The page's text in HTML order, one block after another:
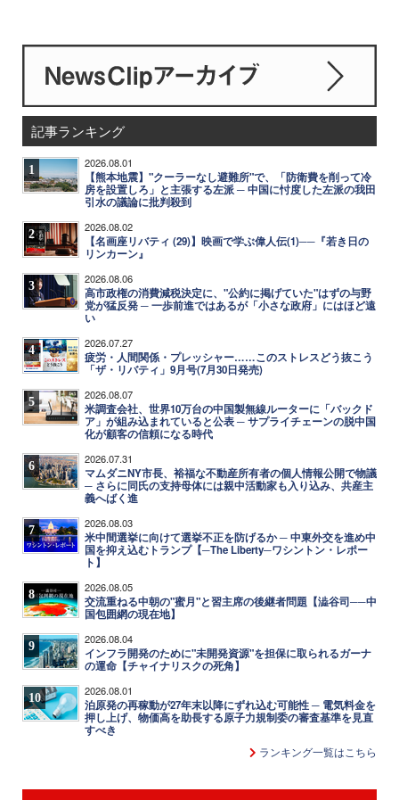
記事ランキング
1 2026.08.01
【熊本地震】"クーラーなし避難所"で、「防衛費を削って冷
房を設置しろ」と主張する左派 ─ 中国に忖度した左派の我田
引水の議論に批判殺到
2 2026.08.02
【名画座リバティ (29)】映画で学ぶ偉人伝(1)──『若き日の
リンカーン』
3 2026.08.06
高市政権の消費減税決定に、"公約に掲げていた"はずの与野
党が猛反発 ─ 一歩前進ではあるが「小さな政府」にはほど遠
い
4 2026.07.27
疲労・人間関係・プレッシャー……このストレスどう抜こう
「ザ・リバティ」9月号(7月30日発売)
5 2026.08.07
米調査会社、世界10万台の中国製無線ルーターに「バックド
ア」が組み込まれていると公表 ─ サプライチェーンの脱中国
化が顧客の信頼になる時代
6 2026.07.31
マムダニNY市長、裕福な不動産所有者の個人情報公開で物議
─ さらに同氏の支持母体には親中活動家も入り込み、共産主
義へばく進
7 2026.08.03
米中間選挙に向けて選挙不正を防げるか ─ 中東外交を進め中
国を抑え込むトランプ【─The Liberty─ワシントン・レポー
ト】
8 2026.08.05
交流重ねる中朝の"蜜月"と習主席の後継者問題【澁谷司──中
国包囲網の現在地】
9 2026.08.04
インフラ開発のために"未開発資源"を担保に取られるガーナ
の運命【チャイナリスクの死角】
10 2026.08.01
泊原発の再稼動が27年末以降にずれ込む可能性 ─ 電気料金を
押し上げ、物価高を助長する原子力規制委の審査基準を見直
すべき
ランキング一覧はこちら